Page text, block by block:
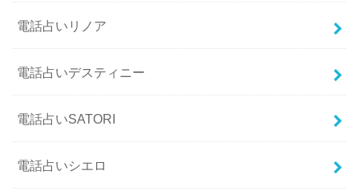
電話占いリノア
電話占いデスティニー
電話占いSATORI
電話占いシエロ